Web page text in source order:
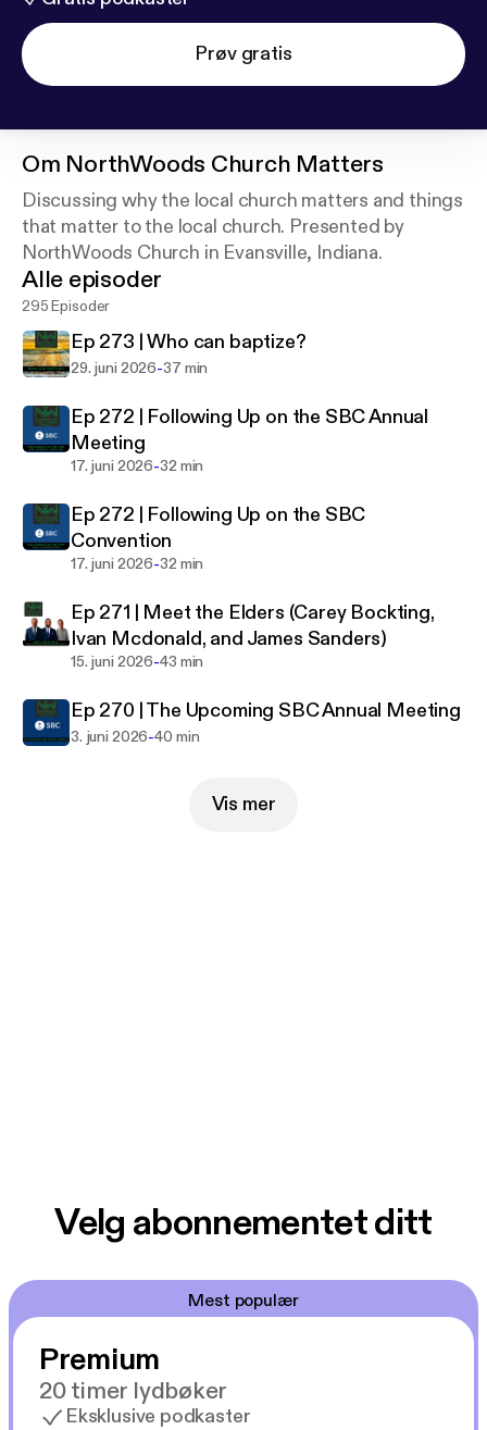
Prøv gratis
Om NorthWoods Church Matters
Discussing why the local church matters and things
that matter to the local church. Presented by
NorthWoods Church in Evansville, Indiana.
Alle episoder
295 Episoder
Ep 273 | Who can baptize?
29. juni 2026-37 min
Ep 272 | Following Up on the SBC Annual
Meeting
17. juni 2026-32 min
Ep 272 | Following Up on the SBC
Convention
17. juni 2026-32 min
Ep 271 | Meet the Elders (Carey Bockting,
Ivan Mcdonald, and James Sanders)
15. juni 2026-43 min
Ep 270 | The Upcoming SBC Annual Meeting
3. juni 2026-40 min
Vis mer
Velg abonnementet ditt
Mest populær
Premium
20 timer lydbøker
Eksklusive podkaster